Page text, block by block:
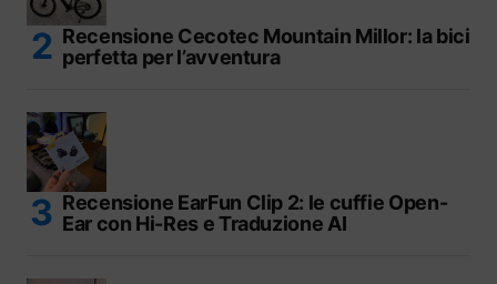
Recensione Cecotec Mountain Millor: la bici
perfetta per l’avventura
Recensione EarFun Clip 2: le cuffie Open-
Ear con Hi-Res e Traduzione AI